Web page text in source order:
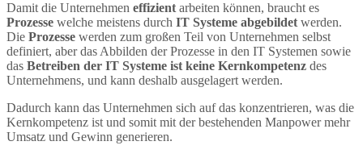
Damit die Unternehmen effizient arbeiten können, braucht es
Prozesse welche meistens durch IT Systeme abgebildet werden.
Die Prozesse werden zum großen Teil von Unternehmen selbst
definiert, aber das Abbilden der Prozesse in den IT Systemen sowie
das Betreiben der IT Systeme ist keine Kernkompetenz des
Unternehmens, und kann deshalb ausgelagert werden.
Dadurch kann das Unternehmen sich auf das konzentrieren, was die
Kernkompetenz ist und somit mit der bestehenden Manpower mehr
Umsatz und Gewinn generieren.